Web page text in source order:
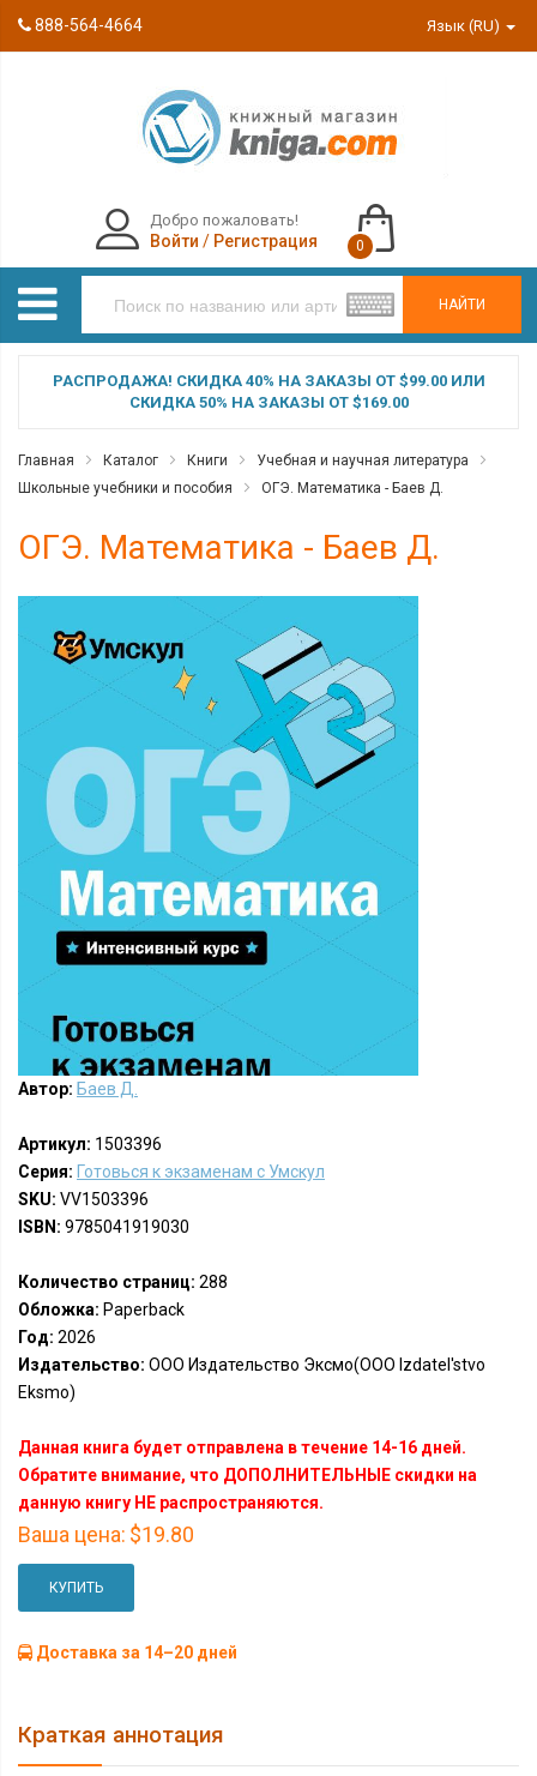
888-564-4664 Язык (RU)
НАЙТИ
Добро пожаловать!
Войти / Регистрация 0
РАСПРОДАЖА! СКИДКА 40% НА ЗАКАЗЫ ОТ $99.00 ИЛИ
СКИДКА 50% НА ЗАКАЗЫ ОТ $169.00
Главная Каталог Книги
Учебная и научная литература
Школьные учебники и пособия
ОГЭ. Математика - Баев Д.
ОГЭ. Математика - Баев Д.
Автор: Баев Д.
Артикул: 1503396
Серия: Готовься к экзаменам с Умскул
SKU: VV1503396
ISBN: 9785041919030
Количество страниц: 288
Обложка: Paperback
Год: 2026
Издательство: ООО Издательство Эксмо(OOO Izdatel'stvo
Eksmo)
Данная книга будет отправлена в течение 14-16 дней.
Обратите внимание, что ДОПОЛНИТЕЛЬНЫЕ скидки на
данную книгу НЕ распространяются.
Ваша цена: $19.80
КУПИТЬ
Доставка за 14–20 дней
Краткая аннотация